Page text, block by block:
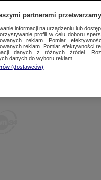
LUBLIN
LUBUSKIE
PREMIUM
partnerami
informacji na urządzeniu lub
profili w celu doboru
reklam. Pomiar
reklam. Pomiar efektywności
danych z różnych źródeł.
danych do wyboru reklam.
(dostawców)